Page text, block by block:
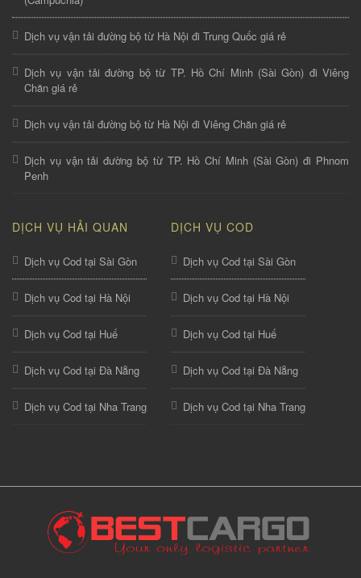
Dịch vụ vận tải đường bộ từ Hà Nội đi Trung Quốc giá rẻ
Dịch vụ vận tải đường bộ từ TP. Hồ Chí Minh (Sài Gòn) đi Viêng
Chăn giá rẻ
Dịch vụ vận tải đường bộ từ Hà Nội đi Viêng Chăn giá rẻ
Dịch vụ vận tải đường bộ từ TP. Hồ Chí Minh (Sài Gòn) đi Phnom
Penh
DỊCH VỤ HẢI QUAN
Dịch vụ Cod tại Sài Gòn
Dịch vụ Cod tại Hà Nội
Dịch vụ Cod tại Huế
Dịch vụ Cod tại Đà Nẵng
Dịch vụ Cod tại Nha Trang
DỊCH VỤ COD
Dịch vụ Cod tại Sài Gòn
Dịch vụ Cod tại Hà Nội
Dịch vụ Cod tại Huế
Dịch vụ Cod tại Đà Nẵng
Dịch vụ Cod tại Nha Trang